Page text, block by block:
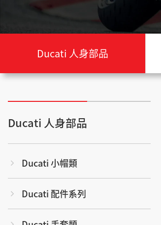
Ducati 人身部品
Ducati 人身部品
Ducati 小帽類
Ducati 配件系列